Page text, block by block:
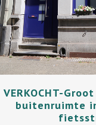
VERKOCHT-
buitenruimte